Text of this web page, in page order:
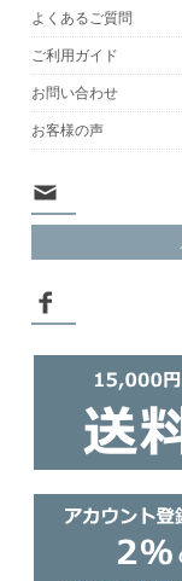
よくあるご質問
ご利用ガイド
お問い合わせ
お客様の声